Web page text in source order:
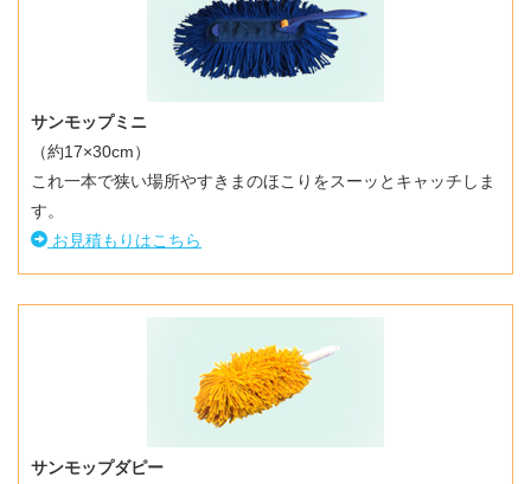
サンモップミニ
（約17×30cm）
これ一本で狭い場所やすきまのほこりをスーッとキャッチしま
す。
お見積もりはこちら
サンモップダピー